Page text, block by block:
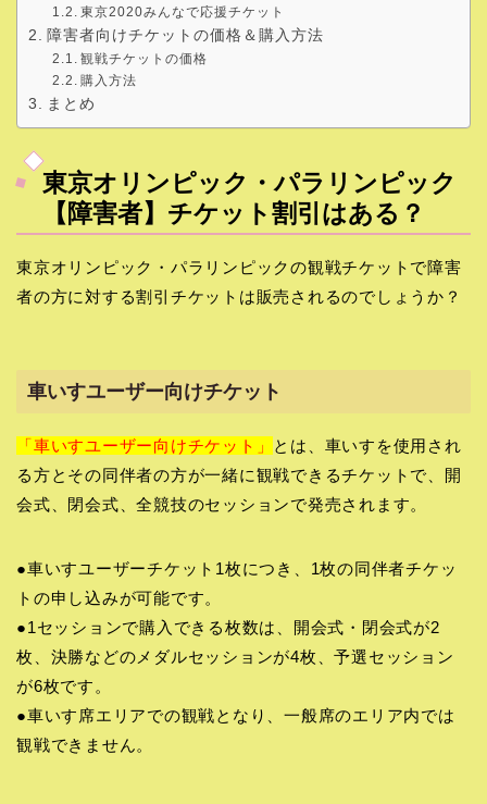
東京2020みんなで応援チケット
障害者向けチケットの価格＆購入方法
観戦チケットの価格
購入方法
まとめ
東京オリンピック・パラリンピック
【障害者】チケット割引はある？
東京オリンピック・パラリンピックの観戦チケットで障害
者の方に対する割引チケットは販売されるのでしょうか？
車いすユーザー向けチケット
「車いすユーザー向けチケット」 とは、車いすを使用され
る方とその同伴者の方が一緒に観戦できるチケットで、開
会式、閉会式、全競技のセッションで発売されます。
●車いすユーザーチケット1枚につき、1枚の同伴者チケッ
トの申し込みが可能です。
●1セッションで購入できる枚数は、開会式・閉会式が2
枚、決勝などのメダルセッションが4枚、予選セッション
が6枚です。
●車いす席エリアでの観戦となり、一般席のエリア内では
観戦できません。